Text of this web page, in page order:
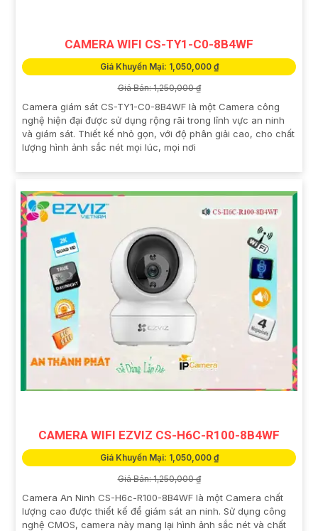
CAMERA WIFI CS-TY1-C0-8B4WF
Giá Khuyến Mại: 1,050,000 ₫
Giá Bán: 1,250,000 ₫
Camera giám sát CS-TY1-C0-8B4WF là một Camera công
nghệ hiện đại được sử dụng rộng rãi trong lĩnh vực an ninh
và giám sát. Thiết kế nhỏ gọn, với độ phân giải cao, cho chất
lượng hình ảnh sắc nét mọi lúc, mọi nơi
CAMERA WIFI EZVIZ CS-H6C-R100-8B4WF
Giá Khuyến Mại: 1,050,000 ₫
Giá Bán: 1,250,000 ₫
Camera An Ninh CS-H6c-R100-8B4WF là một Camera chất
lượng cao được thiết kế để giám sát an ninh. Sử dụng công
nghệ CMOS, camera này mang lại hình ảnh sắc nét và chất